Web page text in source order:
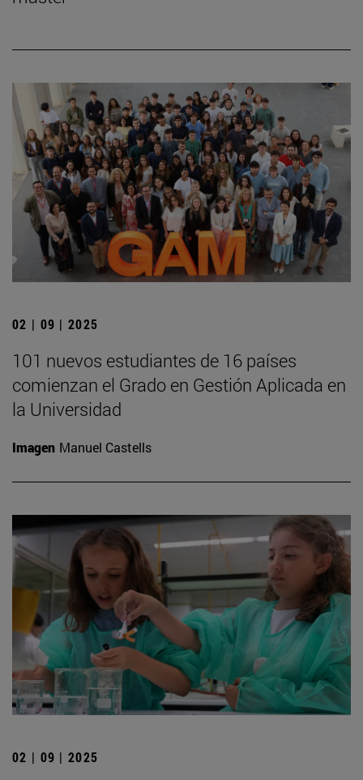
02 | 09 | 2025
101 nuevos estudiantes de 16 países
comienzan el Grado en Gestión Aplicada en
la Universidad
Imagen Manuel Castells
02 | 09 | 2025